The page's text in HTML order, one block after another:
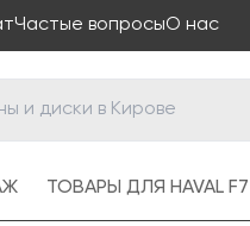
Частые вопросыО нас
ТОВАРЫ ДЛЯ HAVAL F7